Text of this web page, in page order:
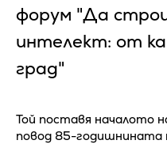
форум "Да
интелект: от
град"
Той поставя началото
повод 85-годишнината